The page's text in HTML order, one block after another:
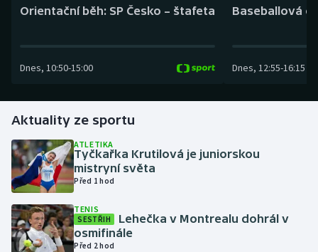
Golf
Gymnastika
Házená
Jezdectví
Orientační běh: SP Česko – štafeta
Dnes, 10:50-15:00
Baseballová
Dnes, 12:55-16:15
Aktuality ze sportu
ATLETIKA
Tyčkařka Krutilová je juniorskou
mistryní světa
Před 1 hod
TENIS
SESTŘIH
Lehečka v Montrealu dohrál v
osmifinále
Před 2 hod